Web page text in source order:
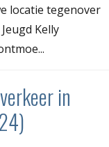
locatie tegenover
Kelly
in